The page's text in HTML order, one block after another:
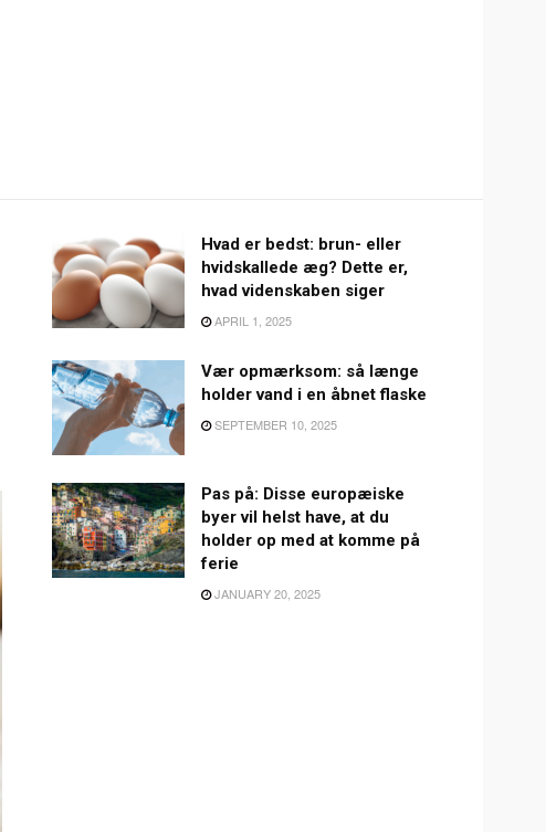
Hvad er bedst: brun- eller
hvidskallede æg? Dette er,
hvad videnskaben siger
APRIL 1, 2025
Vær opmærksom: så længe
holder vand i en åbnet flaske
SEPTEMBER 10, 2025
Pas på: Disse europæiske
byer vil helst have, at du
holder op med at komme på
ferie
JANUARY 20, 2025